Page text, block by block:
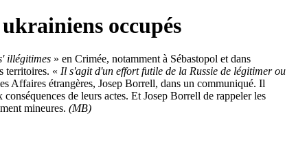
occupés
illégitimes » en Crimée, notamment à Sébastopol et dans
territoires. « Il s'agit d'un effort futile de la Russie de légitimer ou
Affaires étrangères, Josep Borrell, dans un communiqué. Il
de leurs actes. Et Josep Borrell de rappeler les
mineures. (MB)